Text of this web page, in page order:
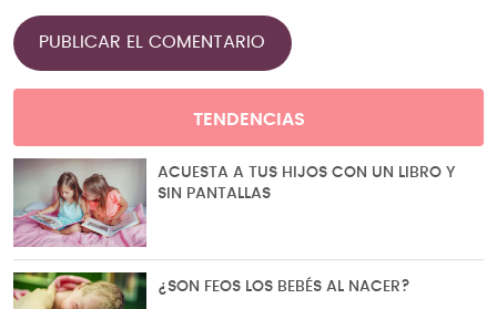
TENDENCIAS
ACUESTA A TUS HIJOS CON UN LIBRO Y
SIN PANTALLAS
¿SON FEOS LOS BEBÉS AL NACER?